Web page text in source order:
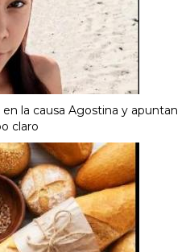
la causa Agostina y apuntan
claro